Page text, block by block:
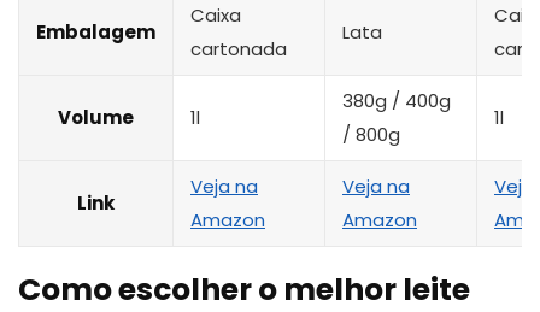
Embalagem
Caixa
cartonada
Lata
Volume 1l
380g / 400g
/ 800g
1l
Link
Veja na
Amazon
Veja na
Amazon
Veja
Como escolher o melhor leite